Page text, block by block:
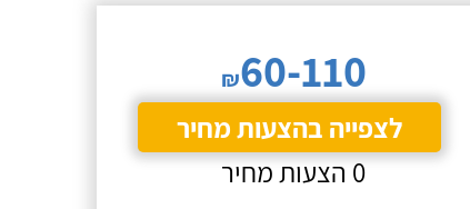
₪60-110
לצפייה בהצעות מחיר
0 הצעות מחיר